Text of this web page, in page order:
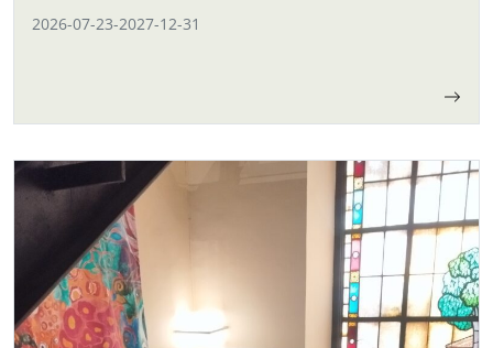
web
2026-07-23-2027-12-31